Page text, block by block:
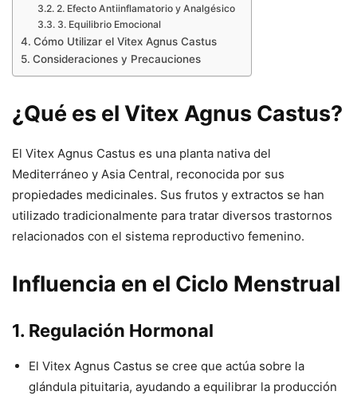
2. Efecto Antiinflamatorio y Analgésico
3. Equilibrio Emocional
Cómo Utilizar el Vitex Agnus Castus
Consideraciones y Precauciones
¿Qué es el Vitex Agnus Castus?
El Vitex Agnus Castus es una planta nativa del
Mediterráneo y Asia Central, reconocida por sus
propiedades medicinales. Sus frutos y extractos se han
utilizado tradicionalmente para tratar diversos trastornos
relacionados con el sistema reproductivo femenino.
Influencia en el Ciclo Menstrual
1. Regulación Hormonal
El Vitex Agnus Castus se cree que actúa sobre la
glándula pituitaria, ayudando a equilibrar la producción